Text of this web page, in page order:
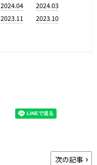
2024.04
2024.03
2023.11
2023.10
次の記事